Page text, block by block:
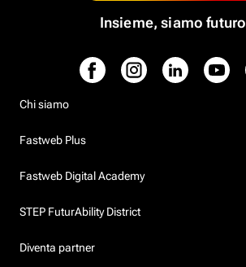
Insieme, siamo futuro
Chi siamo
Fastweb Plus
Fastweb Digital Academy
STEP FuturAbility District
Diventa partner